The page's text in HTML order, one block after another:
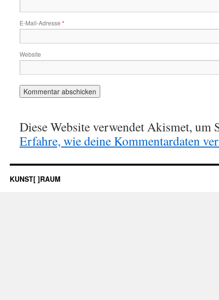
E-Mail-Adresse *
Website
Diese Website verwendet Akismet, um
Erfahre, wie deine Kommentardaten
KUNST[ ]RAUM